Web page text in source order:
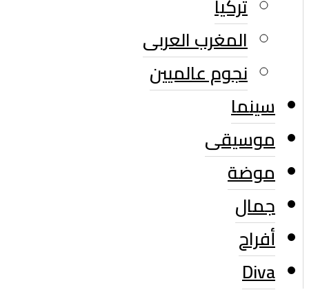
تركيا
المغرب العربى
نجوم عالميين
سينما
موسيقى
موضة
جمال
أفراح
Diva